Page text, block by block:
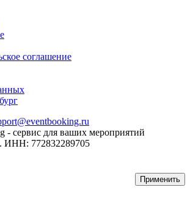
соглашение
- сервис для ваших мероприятий
772832289705
Применить